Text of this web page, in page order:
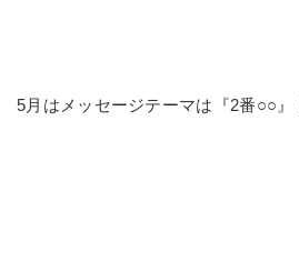
5月はメッセージテーマは『2番○○』